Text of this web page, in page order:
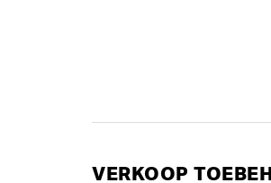
VERKOOP